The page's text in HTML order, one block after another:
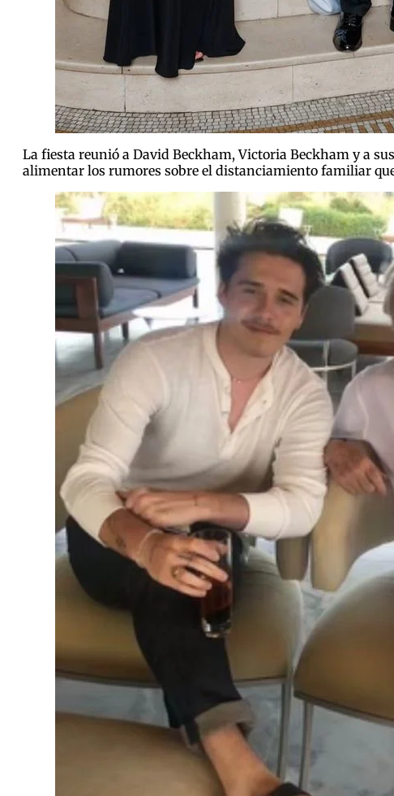
La fiesta reunió a David Beckham, Victoria Beckham y a
alimentar los rumores sobre el distanciamiento familiar